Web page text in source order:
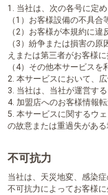
1. 当社は、次の各号に定
（1）お客様設備の不具
（2）お客様が本規約に違
（3）紛争または損害の
えまたは第三者がお客様
（4）その他本サービス
2. 本サービスにおいて、
3. 当社は、当社が運営す
4. 加盟店へのお客様情報
5. 本サービスに関するウ
の故意または重過失があ
不可抗力
当社は、天災地変、感染
不可抗力によってお客様